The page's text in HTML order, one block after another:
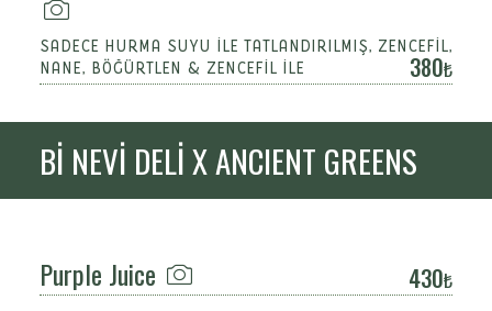
SADECE HURMA SUYU İLE TATLANDIRILMIŞ, ZENCEFİL,
NANE, BÖĞÜRTLEN & ZENCEFİL İLE
380
Bİ NEVİ DELİ X ANCIENT GREENS
Purple Juice 430